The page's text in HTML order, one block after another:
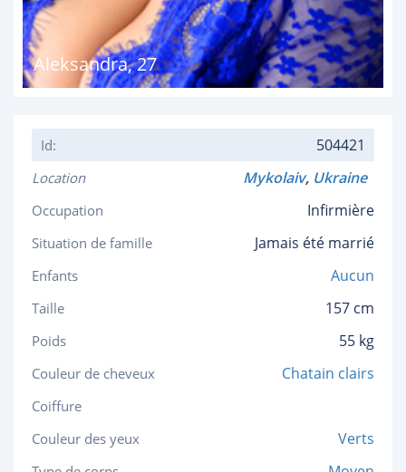
Aleksandra,27
Id: 504421
Location Mykolaiv, Ukraine
Occupation Infirmière
Situation de famille Jamais été marrié
Enfants Aucun
Taille 157 cm
Poids 55 kg
Couleur de cheveux Chatain clairs
Coiffure
Couleur des yeux
Verts